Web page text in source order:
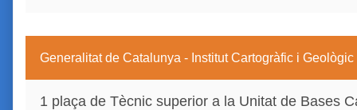
Generalitat de Catalunya - Institut Cartogràfic i
1 plaça de Tècnic superior a la Unitat de Bases